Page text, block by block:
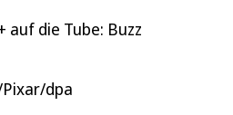
auf die Tube: Buzz
dpa